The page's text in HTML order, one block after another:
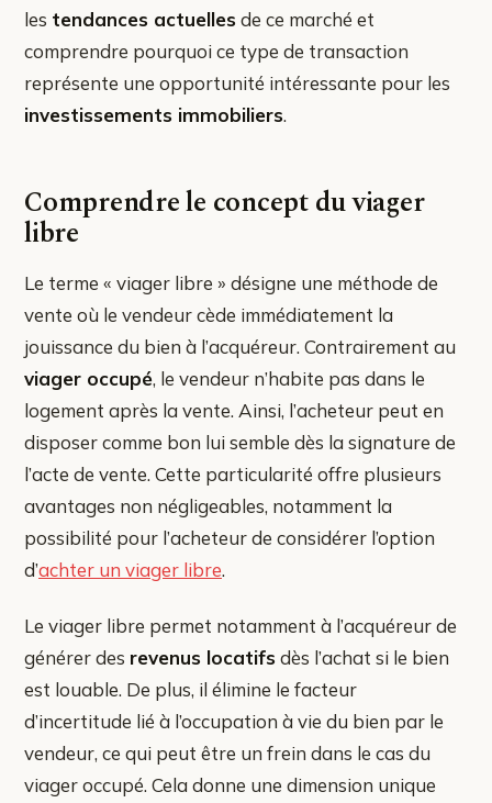
les tendances actuelles de ce marché et
comprendre pourquoi ce type de transaction
représente une opportunité intéressante pour les
investissements immobiliers.
Comprendre le concept du viager
libre
Le terme « viager libre » désigne une méthode de
vente où le vendeur cède immédiatement la
jouissance du bien à l’acquéreur. Contrairement au
viager occupé, le vendeur n’habite pas dans le
logement après la vente. Ainsi, l’acheteur peut en
disposer comme bon lui semble dès la signature de
l’acte de vente. Cette particularité offre plusieurs
avantages non négligeables, notamment la
possibilité pour l’acheteur de considérer l’option
d’achter un viager libre.
Le viager libre permet notamment à l’acquéreur de
générer des revenus locatifs dès l’achat si le bien
est louable. De plus, il élimine le facteur
d’incertitude lié à l’occupation à vie du bien par le
vendeur, ce qui peut être un frein dans le cas du
viager occupé. Cela donne une dimension unique